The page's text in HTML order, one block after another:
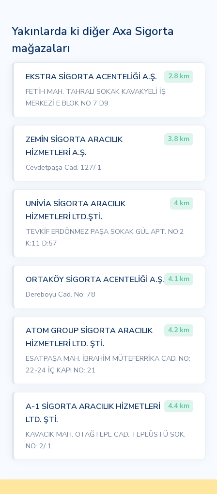
Yakınlarda ki diğer Axa Sigorta
mağazaları
EKSTRA SİGORTA ACENTELİĞİ A.Ş. 2.8 km
FETİH MAH. TAHRALI SOKAK KAVAKYELİ İŞ
MERKEZİ E BLOK NO 7 D9
ZEMİN SİGORTA ARACILIK
HİZMETLERİ A.Ş.
3.8 km
Cevdetpaşa Cad. 127/ 1
UNİVİA SİGORTA ARACILIK
HİZMETLERİ LTD.ŞTİ.
4 km
TEVKİF ERDÖNMEZ PAŞA SOKAK GÜL APT. NO:2
K:11 D:57
ORTAKÖY SİGORTA ACENTELİĞİ A.Ş. 4.1 km
Dereboyu Cad. No: 78
ATOM GROUP SİGORTA ARACILIK
HİZMETLERİ LTD. ŞTİ.
4.2 km
ESATPAŞA MAH. İBRAHİM MÜTEFERRİKA CAD. NO:
22-24 İÇ KAPI NO: 21
A-1 SİGORTA ARACILIK HİZMETLERİ
LTD. ŞTİ.
4.4 km
KAVACIK MAH. OTAĞTEPE CAD. TEPEÜSTÜ SOK.
NO: 2/ 1